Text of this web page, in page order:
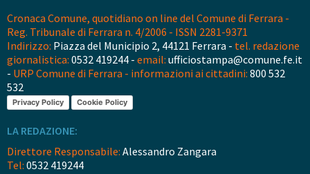
Cronaca Comune, quotidiano on line del Comune di Ferrara -
Reg. Tribunale di Ferrara n. 4/2006 - ISSN 2281-9371
Indirizzo: Piazza del Municipio 2, 44121 Ferrara - tel. redazione
giornalistica: 0532 419244 - email: ufficiostampa@comune.fe.it
- URP Comune di Ferrara - informazioni ai cittadini: 800 532
532
Privacy Policy Cookie Policy
LA REDAZIONE:
Direttore Responsabile: Alessandro Zangara
Tel: 0532 419244